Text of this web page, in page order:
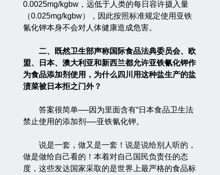
0.0025mg/kgbw，远低于人类的每日容许摄入量
（0.025mg/kgbw），因此按照标准规定使用亚铁
氰化钾本身不会对人体健康造成危害。
二、既然卫生部声称国际食品法典委员会、欧
盟、日本、澳大利亚和新西兰都允许亚铁氰化钾作
为食品添加剂使用，为什么四川用这种盐生产的盐
渍菜被日本拒之门外？
答案很简单──因为里面含有“日本食品卫生法
禁止使用的添加剂──亚铁氰化钾。
说是一套，做又是一套！说是说给别人听的，
做是做给自己看的！本着对自己国民负责任的态
度，这些发达国家采取的是世界上最严格的食品标